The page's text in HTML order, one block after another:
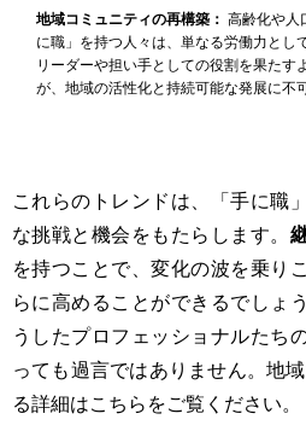
地域コミュニティの再構築： 高齢化や人
に職」を持つ人々は、単なる労働力とし
リーダーや担い手としての役割を果たす
が、地域の活性化と持続可能な発展に不
これらのトレンドは、「手に職
な挑戦と機会をもたらします。
を持つことで、変化の波を乗り
らに高めることができるでしょ
うしたプロフェッショナルたち
っても過言ではありません。地
る詳細はこちら をご覧ください。